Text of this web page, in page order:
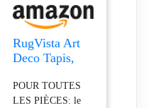
longue expérience
dans la fabrication
de tapis de qualité
RugVista Art
Deco Tapis,
Gris/Argenté
POUR TOUTES
LES PIÈCES: le